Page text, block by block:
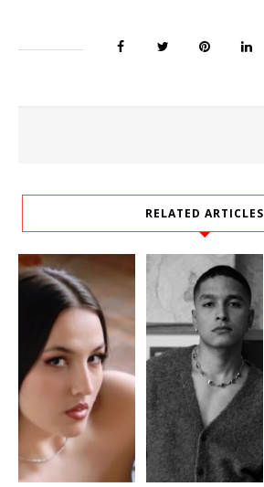
RELATED ARTICLES